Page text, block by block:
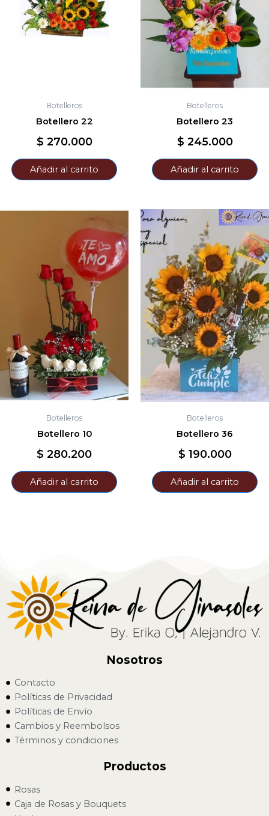
Botelleros
Botellero 22
$ 270.000
Añadir al carrito
Botelleros
Botellero 23
$ 245.000
Añadir al carrito
Botelleros
Botellero 10
$ 280.200
Añadir al carrito
Botelleros
Botellero 36
$ 190.000
Añadir al carrito
Nosotros
Contacto
Políticas de Privacidad
Políticas de Envío
Cambios y Reembolsos
Términos y condiciones
Productos
Rosas
Caja de Rosas y Bouquets